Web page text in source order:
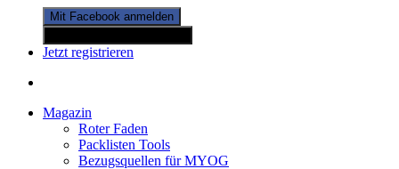
Mit Facebook anmelden
Jetzt registrieren
Magazin
Roter Faden
Packlisten Tools
Bezugsquellen für MYOG